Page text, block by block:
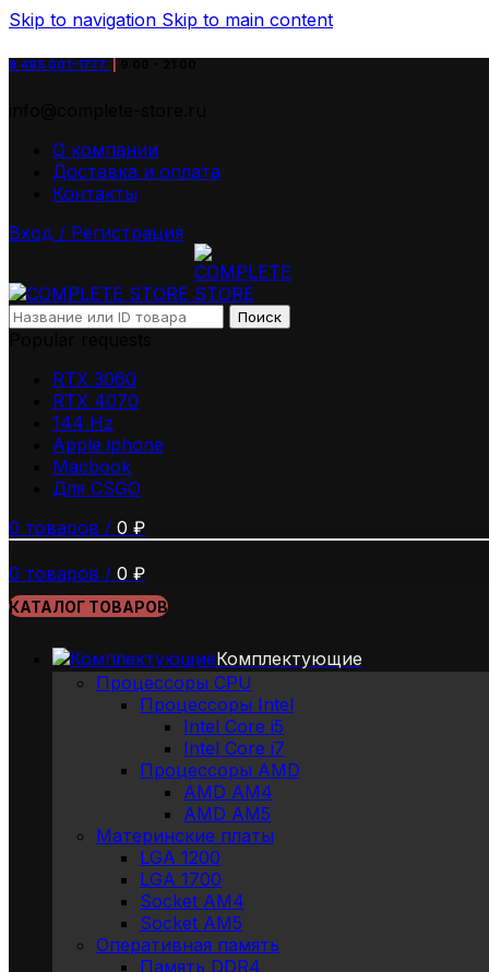
Skip to navigation Skip to main content
8 495 001-1777
О компании
Доставка и оплата
Контакты
Вход / Регистрация
Поиск
RTX 3060
RTX 4070
144 Hz
Apple iphone
Macbook
Для СSGO
0 товаров / 0 ₽
0 товаров / 0 ₽
КАТАЛОГ ТОВАРОВ
Комплектующие
Процессоры CPU
Процессоры Intel
Intel Core i5
Intel Core i7
Процессоры AMD
AMD AM4
AMD AM5
Материнские платы
LGA 1200
LGA 1700
Socket AM4
Socket AM5
Оперативная память
Память DDR4